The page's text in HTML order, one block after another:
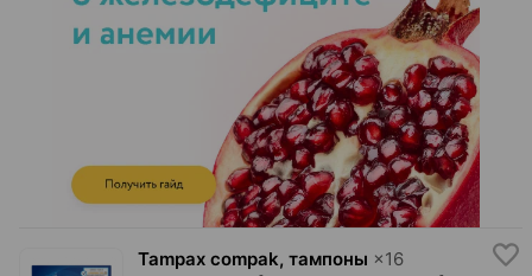
Tampax compak, тампоны ×16